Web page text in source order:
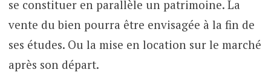
se constituer en parallèle un patrimoine. La
vente du bien pourra être envisagée à la fin de
ses études. Ou la mise en location sur le marché
après son départ.